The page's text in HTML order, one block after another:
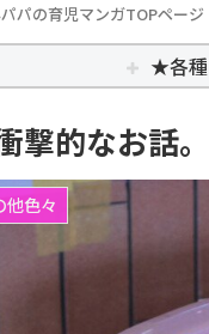
パの育児マンガTOPページ
★各種
撃的なお話。
他色々